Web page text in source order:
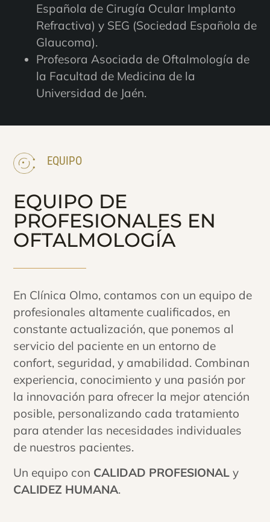
Española de Cirugía Ocular Implanto
Refractiva) y SEG (Sociedad Española de
Glaucoma).
Profesora Asociada de Oftalmología de
la Facultad de Medicina de la
Universidad de Jaén.
EQUIPO
EQUIPO DE
PROFESIONALES EN
OFTALMOLOGÍA
En Clínica Olmo, contamos con un equipo de
profesionales altamente cualificados, en
constante actualización, que ponemos al
servicio del paciente en un entorno de
confort, seguridad, y amabilidad. Combinan
experiencia, conocimiento y una pasión por
la innovación para ofrecer la mejor atención
posible, personalizando cada tratamiento
para atender las necesidades individuales
de nuestros pacientes.
Un equipo con CALIDAD PROFESIONAL y
CALIDEZ HUMANA.